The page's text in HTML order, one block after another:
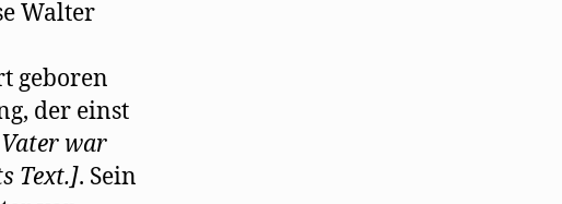
Walter
geboren
der einst
war
Text.]. Sein